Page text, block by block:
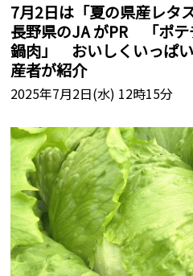
7月2日は「夏の県産レタ
長野県のJA がPR 「ポテ
鍋肉」 おいしくいっぱ
産者が紹介
2025年7月2日(水) 12時15分